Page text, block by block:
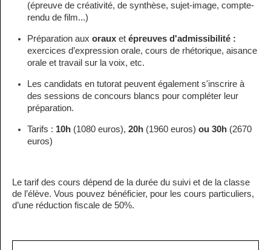
(épreuve de créativité, de synthèse, sujet-image, compte-
rendu de film...)
Préparation aux oraux et épreuves d'admissibilité :
exercices d’expression orale, cours de rhétorique, aisance
orale et travail sur la voix, etc.
Les candidats en tutorat peuvent également s'inscrire à
des sessions de concours blancs pour compléter leur
préparation.
Tarifs : 10h (1080 euros), 20h (1960 euros) ou 30h (2670
euros)
Le tarif des cours dépend de la durée du suivi et de la classe
de l’élève. Vous pouvez bénéficier, pour les cours particuliers,
d’une réduction fiscale de 50%.